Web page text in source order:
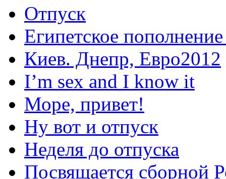
Отпуск
Египетское
Киев. Днепр, Евро2012
I’m sex and I know it
Море, привет!
Ну вот и отпуск
Неделя до отпуска
Посвящается сборной